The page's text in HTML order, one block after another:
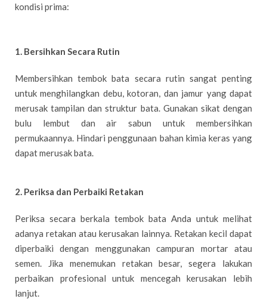
kondisi prima:
1. Bersihkan Secara Rutin
Membersihkan tembok bata secara rutin sangat penting
untuk menghilangkan debu, kotoran, dan jamur yang dapat
merusak tampilan dan struktur bata. Gunakan sikat dengan
bulu lembut dan air sabun untuk membersihkan
permukaannya. Hindari penggunaan bahan kimia keras yang
dapat merusak bata.
2. Periksa dan Perbaiki Retakan
Periksa secara berkala tembok bata Anda untuk melihat
adanya retakan atau kerusakan lainnya. Retakan kecil dapat
diperbaiki dengan menggunakan campuran mortar atau
semen. Jika menemukan retakan besar, segera lakukan
perbaikan profesional untuk mencegah kerusakan lebih
lanjut.